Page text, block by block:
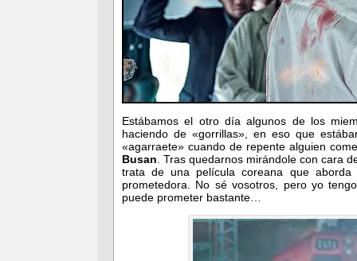
Estábamos el otro día algunos de los
haciendo de «gorrillas», en eso que
«agarraete» cuando de repente alguien
Busan . Tras quedarnos mirándole con cara
trata de una película coreana que
prometedora. No sé vosotros, pero yo
puede prometer bastante…